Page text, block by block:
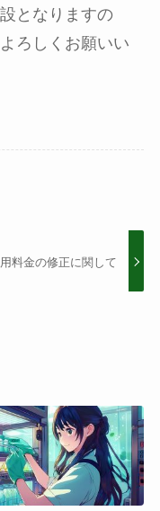
となりますの
ろしくお願いい
料金の修正に関して